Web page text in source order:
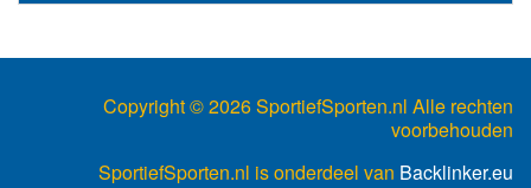
Copyright ©2026 SportiefSporten.nl Alle rechten
voorbehouden
SportiefSporten.nl is onderdeel van Backlinker.eu